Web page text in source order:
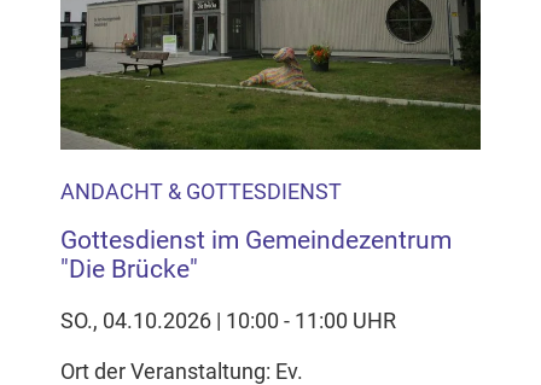
ANDACHT & GOTTESDIENST
Gottesdienst im Gemeindezentrum
"Die Brücke"
SO., 04.10.2026 | 10:00 - 11:00 UHR
Ort der Veranstaltung: Ev.